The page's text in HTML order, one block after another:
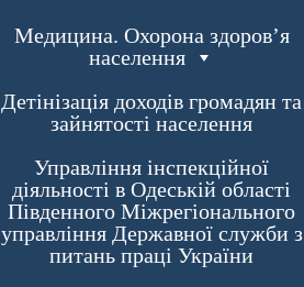
Медицина. Охорона здоров’я
населення
Детінізація доходів громадян та
зайнятості населення
Управління інспекційної
діяльності в Одеській області
Південного Міжрегіонального
управління Державної служби з
питань праці України